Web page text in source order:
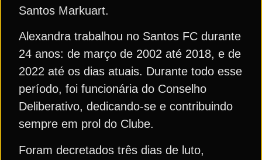
Santos Markuart.
Alexandra trabalhou no Santos FC durante
24 anos: de março de 2002 até 2018, e de
2022 até os dias atuais. Durante todo esse
período, foi funcionária do Conselho
Deliberativo, dedicando-se e contribuindo
sempre em prol do Clube.
Foram decretados três dias de luto,